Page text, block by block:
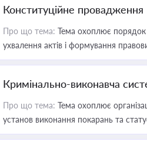
Конституційне провадження
Про що тема: Тема охоплює порядок
ухвалення актів і формування
Кримінально-виконавча
Про що тема: Тема охоплює
установ виконання покарань та